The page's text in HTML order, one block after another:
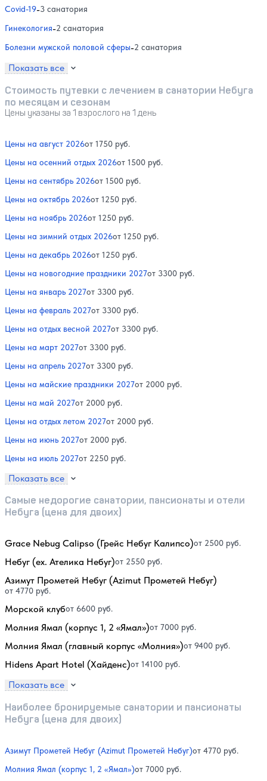
Covid-19-3 санатория
Гинекология-2 санатория
Болезни мужской половой сферы-2 санатория
Показать все
Стоимость путевки с лечением в санатории Небуга
по месяцам и сезонам
Цены указаны за 1 взрослого на 1 день
Цены на август 2026от 1750 руб.
Цены на осенний отдых 2026от 1500 руб.
Цены на сентябрь 2026от 1500 руб.
Цены на октябрь 2026от 1250 руб.
Цены на ноябрь 2026от 1250 руб.
Цены на зимний отдых 2026от 1250 руб.
Цены на декабрь 2026от 1250 руб.
Цены на новогодние праздники 2027от 3300 руб.
Цены на январь 2027от 3300 руб.
Цены на февраль 2027от 3300 руб.
Цены на отдых весной 2027от 3300 руб.
Цены на март 2027от 3300 руб.
Цены на апрель 2027от 3300 руб.
Цены на майские праздники 2027от 2000 руб.
Цены на май 2027от 2000 руб.
Цены на отдых летом 2027от 2000 руб.
Цены на июнь 2027от 2000 руб.
Цены на июль 2027от 2250 руб.
Показать все
Самые недорогие санатории, пансионаты и отели
Небуга (цена для двоих)
Grace Nebug Calipso (Грейс Небуг Калипсо)от 2500 руб.
Небуг (ex. Ателика Небуг)от 2550 руб.
Азимут Прометей Небуг (Azimut Прометей Небуг)
от 4770 руб.
Морской клубот 6600 руб.
Молния Ямал (корпус 1, 2 «Ямал»)от 7000 руб.
Молния Ямал (главный корпус «Молния»)от 9400 руб.
Hidens Apart Hotel (Хайденс)от 14100 руб.
Показать все
Наиболее бронируемые санатории и пансионаты
Небуга (цена для двоих)
Азимут Прометей Небуг (Azimut Прометей Небуг)от 4770 руб.
Молния Ямал (корпус 1, 2 «Ямал»)от 7000 руб.